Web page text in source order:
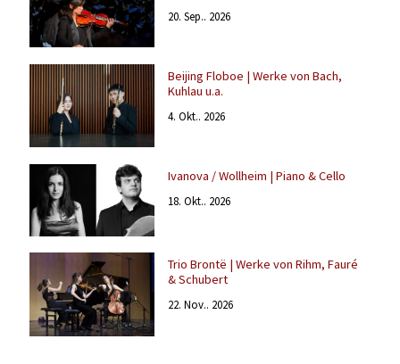
20. Sep.. 2026
Beijing Floboe | Werke von Bach,
Kuhlau u.a.
4. Okt.. 2026
Ivanova / Wollheim | Piano & Cello
18. Okt.. 2026
Trio Brontë | Werke von Rihm, Fauré
& Schubert
22. Nov.. 2026